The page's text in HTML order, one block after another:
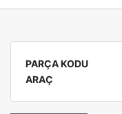
PARÇA KODU
ARAÇ